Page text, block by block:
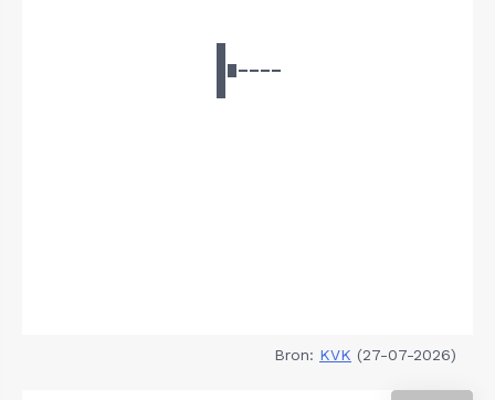
Bron: KVK (27-07-2026)